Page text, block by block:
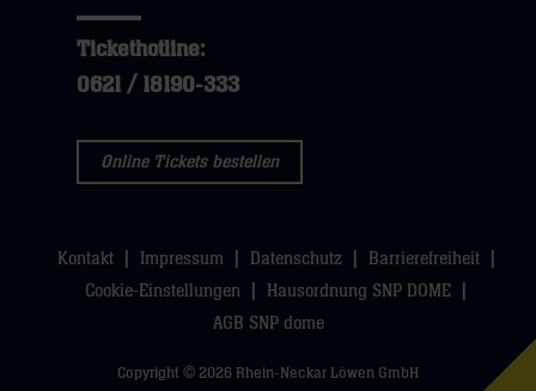
Tickethotline:
0621 / 18190-333
Online Tickets bestellen
Kontakt Impressum Datenschutz
Barrierefreiheit
Cookie-Einstellungen
Hausordnung SNP DOME
AGB SNP dome
Copyright © 2026 Rhein-Neckar Löwen GmbH